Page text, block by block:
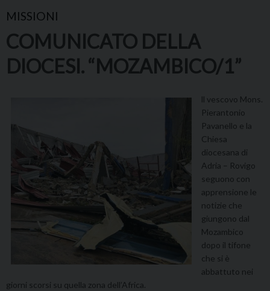
MISSIONI
COMUNICATO DELLA
DIOCESI. “MOZAMBICO/1”
ll vescovo Mons.
Pierantonio
Pavanello e la
Chiesa
diocesana di
Adria – Rovigo
seguono con
apprensione le
notizie che
giungono dal
Mozambico
dopo il tifone
che si è
abbattuto nei
giorni scorsi su quella zona dell’Africa.